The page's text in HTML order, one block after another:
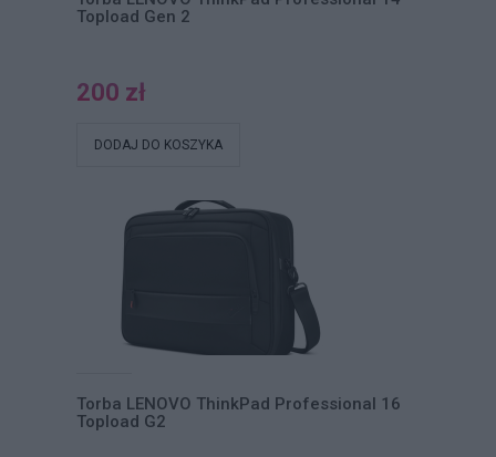
Topload Gen 2
200 zł
DODAJ DO KOSZYKA
Torba LENOVO ThinkPad Professional 16
Topload G2